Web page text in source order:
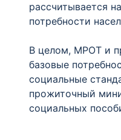
рассчитывается
потребности
В целом, МРОТ и
базовые
социальные
прожиточный
социальных